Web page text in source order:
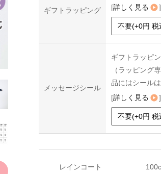
ギフトラッピング
[詳しく見る ]
メッセージシール
ギフトラッピ
（ラッピング
品にはシールは
[詳しく見る ]
レインコート